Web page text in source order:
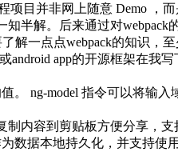
项目并非网上随意 Demo ，
半解。后来通过对
解一点点webpack的知识，
android app的开源框架在我
。 ng-model 指令可以将输入
内容到剪贴板方便分享，
数据本地持久化，并支持